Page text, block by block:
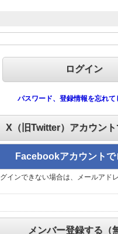
パスワード、登録情報を忘れて
X（旧Twitter）アカウン
Facebookアカウントで
インできない場合は、メールアド
メンバー登録する（